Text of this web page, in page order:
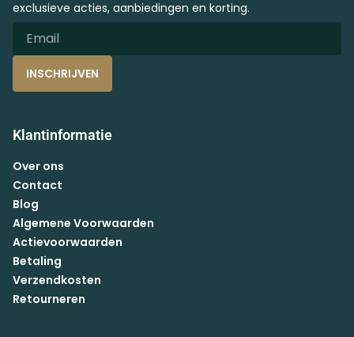
exclusieve acties, aanbiedingen en korting.
INSCHRIJVEN
Klantinformatie
Over ons
Contact
Blog
Algemene Voorwaarden
Actievoorwaarden
Betaling
Verzendkosten
Retourneren